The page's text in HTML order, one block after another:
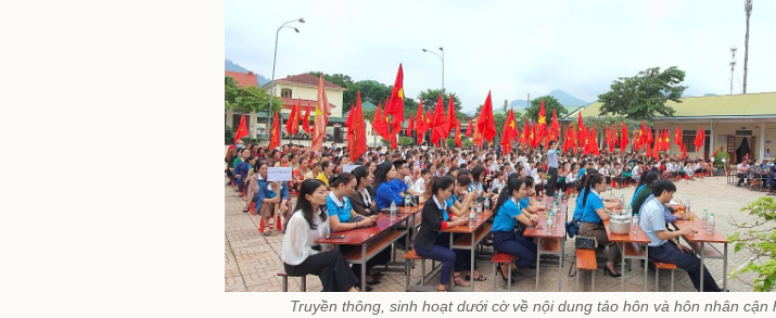
Truyền thông, sinh hoạt dưới cờ về nội dung tảo hôn và hôn nhân cận